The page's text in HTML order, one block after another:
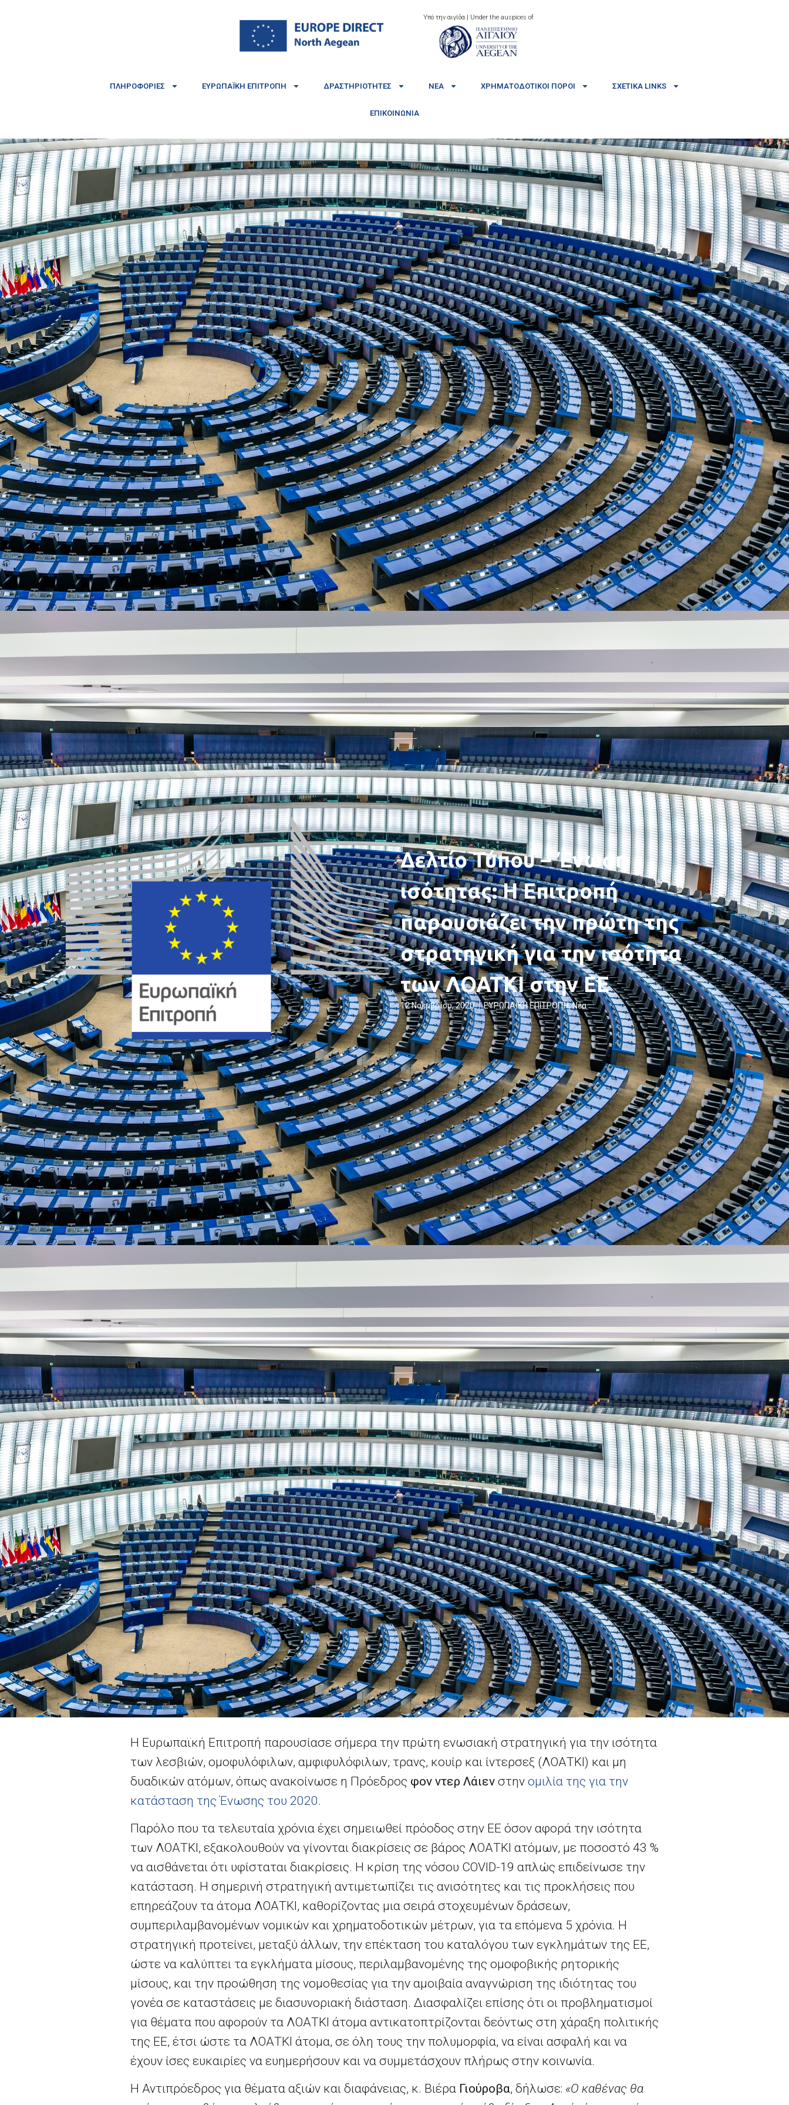
Υπό την αιγίδα | Under the auspices of
ΠΛΗΡΟΦΟΡΊΕΣ ΕΥΡΩΠΑΪΚΉ ΕΠΙΤΡΟΠΉ ΔΡΑΣΤΗΡΙΌΤΗΤΕΣ ΝΈΑ ΧΡΗΜΑΤΟΔΟΤΙΚΟΊ ΠΌΡΟΙ ΣΧΕΤΙΚΆ LINKS
ΕΠΙΚΟΙΝΩΝΊΑ
Δελτίο Τύπου – Ένωση
ισότητας: Η Επιτροπή
παρουσιάζει την πρώτη της
στρατηγική για την ισότητα
των ΛΟΑΤΚΙ στην ΕΕ
12 Νοεμβρίου, 2020 ΕΥΡΩΠΑΪΚΗ ΕΠΙΤΡΟΠΉ,Νέα
Η Ευρωπαϊκή Επιτροπή παρουσίασε σήμερα την πρώτη ενωσιακή στρατηγική για την ισότητα
των λεσβιών, ομοφυλόφιλων, αμφιφυλόφιλων, τρανς, κουίρ και ίντερσεξ (ΛΟΑΤΚΙ) και μη
δυαδικών ατόμων, όπως ανακοίνωσε η Πρόεδρος φον ντερ Λάιεν στην ομιλία της για την
κατάσταση της Ένωσης του 2020.
Παρόλο που τα τελευταία χρόνια έχει σημειωθεί πρόοδος στην ΕΕ όσον αφορά την ισότητα
των ΛΟΑΤΚΙ, εξακολουθούν να γίνονται διακρίσεις σε βάρος ΛΟΑΤΚΙ ατόμων, με ποσοστό 43 %
να αισθάνεται ότι υφίσταται διακρίσεις. Η κρίση της νόσου COVID-19 απλώς επιδείνωσε την
κατάσταση. Η σημερινή στρατηγική αντιμετωπίζει τις ανισότητες και τις προκλήσεις που
επηρεάζουν τα άτομα ΛΟΑΤΚΙ, καθορίζοντας μια σειρά στοχευμένων δράσεων,
συμπεριλαμβανομένων νομικών και χρηματοδοτικών μέτρων, για τα επόμενα 5 χρόνια. Η
στρατηγική προτείνει, μεταξύ άλλων, την επέκταση του καταλόγου των εγκλημάτων της ΕΕ,
ώστε να καλύπτει τα εγκλήματα μίσους, περιλαμβανομένης της ομοφοβικής ρητορικής
μίσους, και την προώθηση της νομοθεσίας για την αμοιβαία αναγνώριση της ιδιότητας του
γονέα σε καταστάσεις με διασυνοριακή διάσταση. Διασφαλίζει επίσης ότι οι προβληματισμοί
για θέματα που αφορούν τα ΛΟΑΤΚΙ άτομα αντικατοπτρίζονται δεόντως στη χάραξη πολιτικής
της ΕΕ, έτσι ώστε τα ΛΟΑΤΚΙ άτομα, σε όλη τους την πολυμορφία, να είναι ασφαλή και να
έχουν ίσες ευκαιρίες να ευημερήσουν και να συμμετάσχουν πλήρως στην κοινωνία.
Η Αντιπρόεδρος για θέματα αξιών και διαφάνειας, κ. Βιέρα Γιούροβα, δήλωσε: «Ο καθένας θα